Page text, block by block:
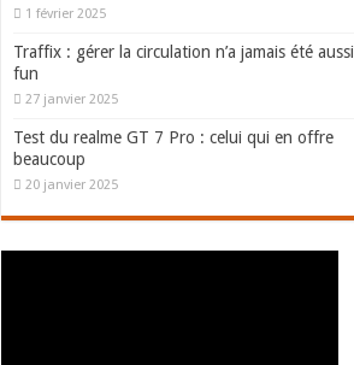
1 février 2025
Traffix : gérer la circulation n’a jamais été aussi
fun
27 janvier 2025
Test du realme GT 7 Pro : celui qui en offre
beaucoup
20 janvier 2025